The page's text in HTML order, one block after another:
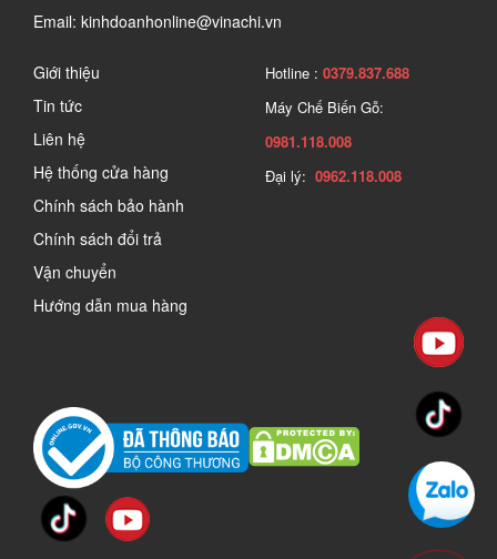
Email: kinhdoanhonline@vinachi.vn
Giới thiệu
Tin tức
Liên hệ
Hệ thống cửa hàng
Chính sách bảo hành
Chính sách đổi trả
Vận chuyển
Hướng dẫn mua hàng
Hotline : 0379.837.688
Máy Chế Biến Gỗ:
0981.118.008
Đại lý: 0962.118.008